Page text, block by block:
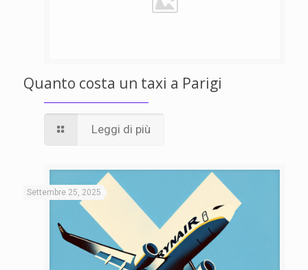
Quanto costa un taxi a Parigi
Leggi di più
Settembre 25, 2025